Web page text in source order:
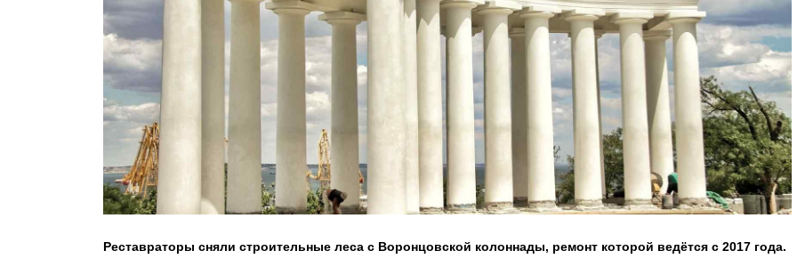
Реставраторы сняли строительные леса с Воронцовской колоннады, ремонт которой ведётся с 2017 года.